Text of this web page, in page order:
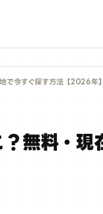
で今すぐ探す方法【2026年】
無料・現